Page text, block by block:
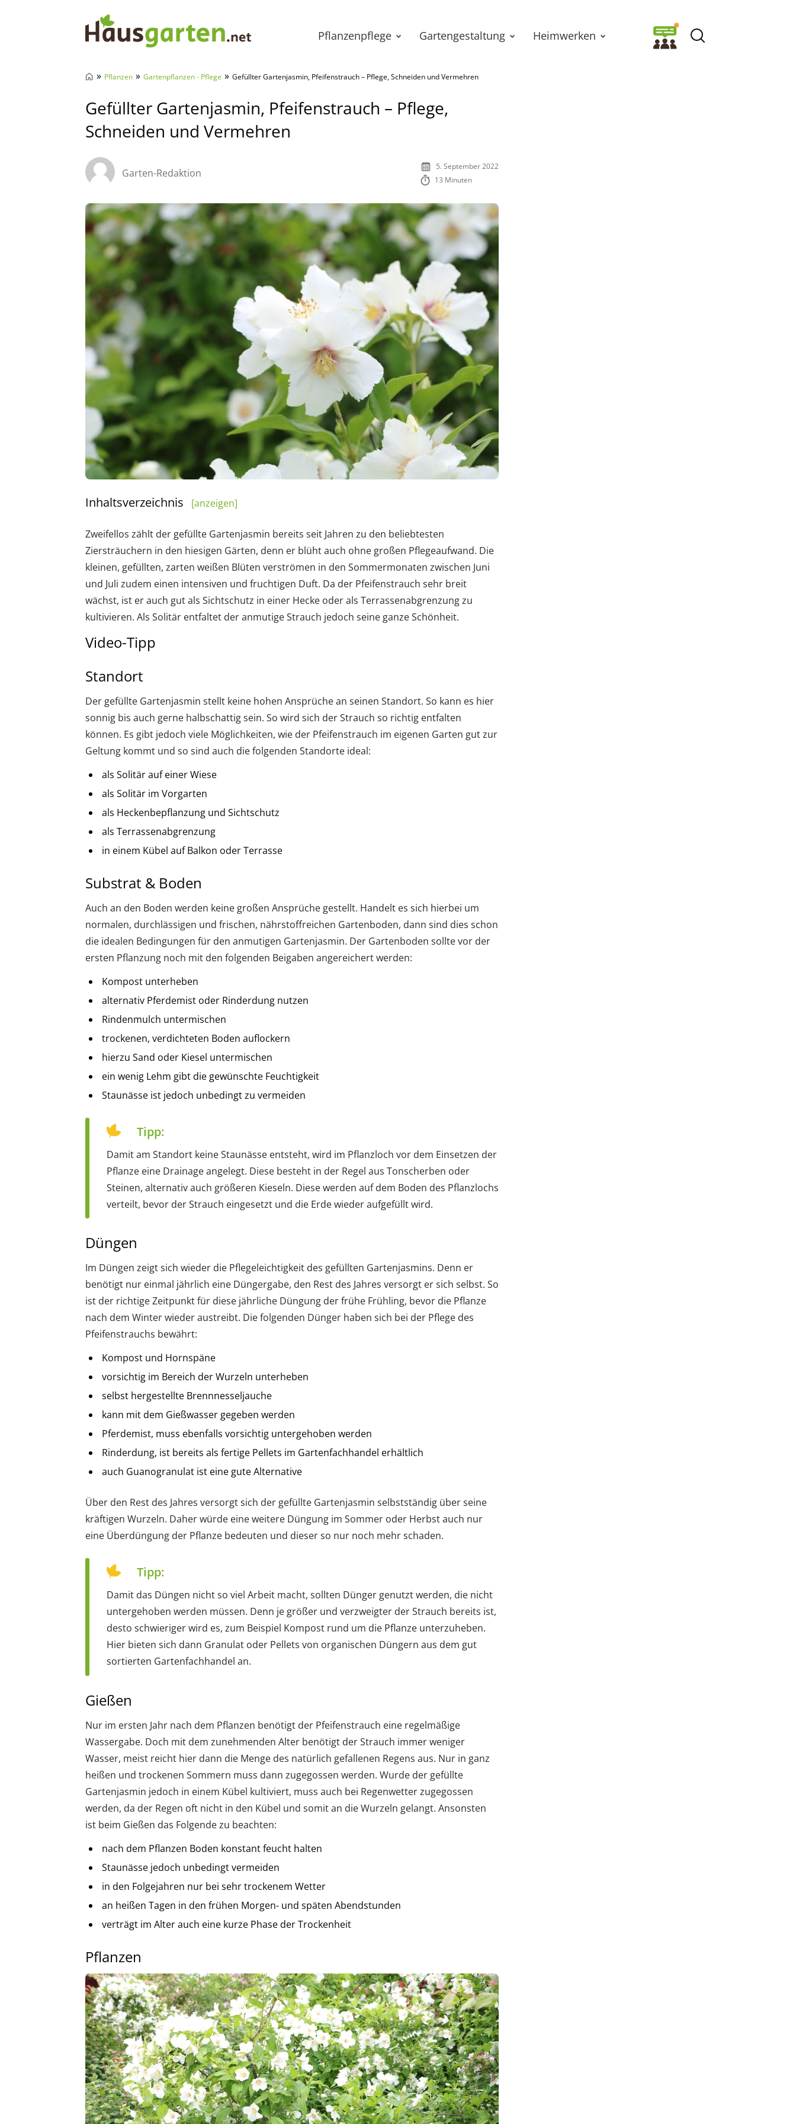
Pflanzenpflege Gartengestaltung Heimwerken
» Pflanzen » Gartenpflanzen - Pflege » Gefüllter Gartenjasmin, Pfeifenstrauch – Pflege, Schneiden und Vermehren
Gefüllter Gartenjasmin, Pfeifenstrauch – Pflege,
Schneiden und Vermehren
Garten-Redaktion
5. September 2022
13 Minuten
Inhaltsverzeichnis [anzeigen]
Zweifellos zählt der gefüllte Gartenjasmin bereits seit Jahren zu den beliebtesten
Ziersträuchern in den hiesigen Gärten, denn er blüht auch ohne großen Pflegeaufwand. Die
kleinen, gefüllten, zarten weißen Blüten verströmen in den Sommermonaten zwischen Juni
und Juli zudem einen intensiven und fruchtigen Duft. Da der Pfeifenstrauch sehr breit
wächst, ist er auch gut als Sichtschutz in einer Hecke oder als Terrassenabgrenzung zu
kultivieren. Als Solitär entfaltet der anmutige Strauch jedoch seine ganze Schönheit.
Video-Tipp
Standort
Der gefüllte Gartenjasmin stellt keine hohen Ansprüche an seinen Standort. So kann es hier
sonnig bis auch gerne halbschattig sein. So wird sich der Strauch so richtig entfalten
können. Es gibt jedoch viele Möglichkeiten, wie der Pfeifenstrauch im eigenen Garten gut zur
Geltung kommt und so sind auch die folgenden Standorte ideal:
als Solitär auf einer Wiese
als Solitär im Vorgarten
als Heckenbepflanzung und Sichtschutz
als Terrassenabgrenzung
in einem Kübel auf Balkon oder Terrasse
Substrat & Boden
Auch an den Boden werden keine großen Ansprüche gestellt. Handelt es sich hierbei um
normalen, durchlässigen und frischen, nährstoffreichen Gartenboden, dann sind dies schon
die idealen Bedingungen für den anmutigen Gartenjasmin. Der Gartenboden sollte vor der
ersten Pflanzung noch mit den folgenden Beigaben angereichert werden:
Kompost unterheben
alternativ Pferdemist oder Rinderdung nutzen
Rindenmulch untermischen
trockenen, verdichteten Boden auflockern
hierzu Sand oder Kiesel untermischen
ein wenig Lehm gibt die gewünschte Feuchtigkeit
Staunässe ist jedoch unbedingt zu vermeiden
Tipp:
Damit am Standort keine Staunässe entsteht, wird im Pflanzloch vor dem Einsetzen der
Pflanze eine Drainage angelegt. Diese besteht in der Regel aus Tonscherben oder
Steinen, alternativ auch größeren Kieseln. Diese werden auf dem Boden des Pflanzlochs
verteilt, bevor der Strauch eingesetzt und die Erde wieder aufgefüllt wird.
Düngen
Im Düngen zeigt sich wieder die Pflegeleichtigkeit des gefüllten Gartenjasmins. Denn er
benötigt nur einmal jährlich eine Düngergabe, den Rest des Jahres versorgt er sich selbst. So
ist der richtige Zeitpunkt für diese jährliche Düngung der frühe Frühling, bevor die Pflanze
nach dem Winter wieder austreibt. Die folgenden Dünger haben sich bei der Pflege des
Pfeifenstrauchs bewährt:
Kompost und Hornspäne
vorsichtig im Bereich der Wurzeln unterheben
selbst hergestellte Brennnesseljauche
kann mit dem Gießwasser gegeben werden
Pferdemist, muss ebenfalls vorsichtig untergehoben werden
Rinderdung, ist bereits als fertige Pellets im Gartenfachhandel erhältlich
auch Guanogranulat ist eine gute Alternative
Über den Rest des Jahres versorgt sich der gefüllte Gartenjasmin selbstständig über seine
kräftigen Wurzeln. Daher würde eine weitere Düngung im Sommer oder Herbst auch nur
eine Überdüngung der Pflanze bedeuten und dieser so nur noch mehr schaden.
Tipp:
Damit das Düngen nicht so viel Arbeit macht, sollten Dünger genutzt werden, die nicht
untergehoben werden müssen. Denn je größer und verzweigter der Strauch bereits ist,
desto schwieriger wird es, zum Beispiel Kompost rund um die Pflanze unterzuheben.
Hier bieten sich dann Granulat oder Pellets von organischen Düngern aus dem gut
sortierten Gartenfachhandel an.
Gießen
Nur im ersten Jahr nach dem Pflanzen benötigt der Pfeifenstrauch eine regelmäßige
Wassergabe. Doch mit dem zunehmenden Alter benötigt der Strauch immer weniger
Wasser, meist reicht hier dann die Menge des natürlich gefallenen Regens aus. Nur in ganz
heißen und trockenen Sommern muss dann zugegossen werden. Wurde der gefüllte
Gartenjasmin jedoch in einem Kübel kultiviert, muss auch bei Regenwetter zugegossen
werden, da der Regen oft nicht in den Kübel und somit an die Wurzeln gelangt. Ansonsten
ist beim Gießen das Folgende zu beachten:
nach dem Pflanzen Boden konstant feucht halten
Staunässe jedoch unbedingt vermeiden
in den Folgejahren nur bei sehr trockenem Wetter
an heißen Tagen in den frühen Morgen- und späten Abendstunden
verträgt im Alter auch eine kurze Phase der Trockenheit
Pflanzen